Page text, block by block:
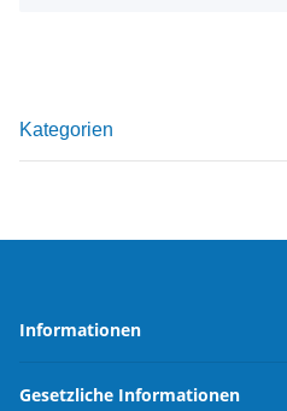
Kategorien
Informationen
Gesetzliche Informationen